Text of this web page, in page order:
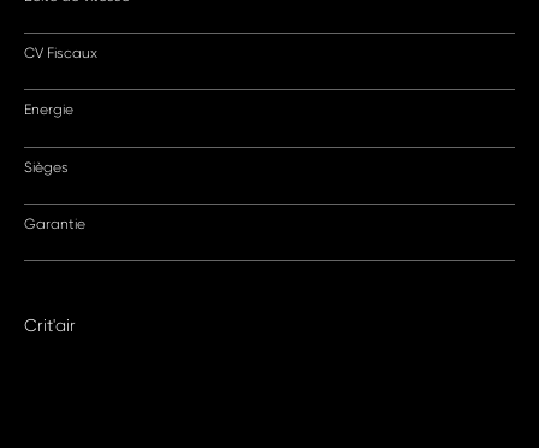
CV Fiscaux
Energie
Sièges
Garantie
Crit'air